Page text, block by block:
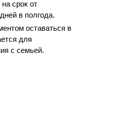
срок от
в полгода.
оставаться в
для
с семьей.